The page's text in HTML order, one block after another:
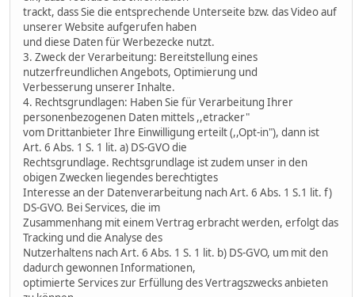
trackt, dass Sie die entsprechende Unterseite bzw. das Video auf
unserer Website aufgerufen haben
und diese Daten für Werbezecke nutzt.
3. Zweck der Verarbeitung: Bereitstellung eines
nutzerfreundlichen Angebots, Optimierung und
Verbesserung unserer Inhalte.
4. Rechtsgrundlagen: Haben Sie für Verarbeitung Ihrer
personenbezogenen Daten mittels ,,etracker"
vom Drittanbieter Ihre Einwilligung erteilt (,,Opt-in"), dann ist
Art. 6 Abs. 1 S. 1 lit. a) DS-GVO die
Rechtsgrundlage. Rechtsgrundlage ist zudem unser in den
obigen Zwecken liegendes berechtigtes
Interesse an der Datenverarbeitung nach Art. 6 Abs. 1 S.1 lit. f)
DS-GVO. Bei Services, die im
Zusammenhang mit einem Vertrag erbracht werden, erfolgt das
Tracking und die Analyse des
Nutzerhaltens nach Art. 6 Abs. 1 S. 1 lit. b) DS-GVO, um mit den
dadurch gewonnen Informationen,
optimierte Services zur Erfüllung des Vertragszwecks anbieten